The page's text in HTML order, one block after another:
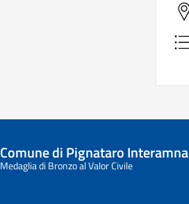
Comune di Pignataro Interamna
Medaglia di Bronzo al Valor Civile